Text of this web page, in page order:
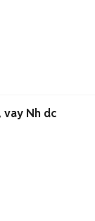
vay Nh dc